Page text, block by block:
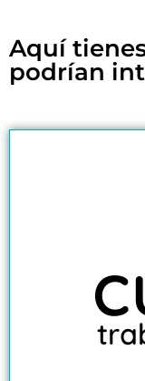
Aquí
podrían